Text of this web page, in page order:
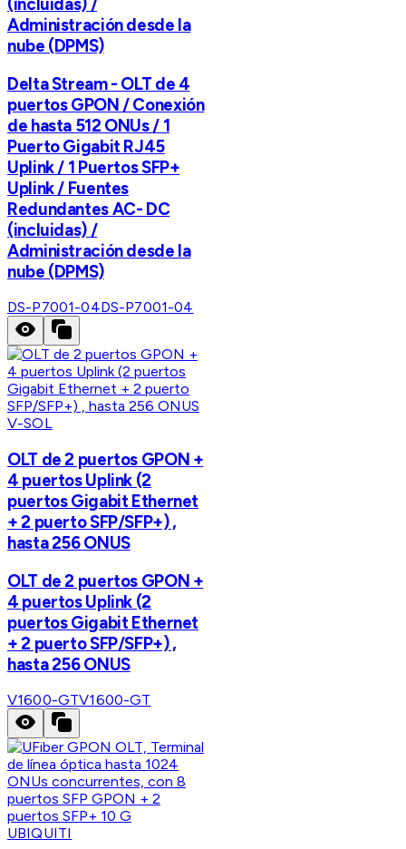
Administración desde la
nube (DPMS)
Delta Stream - OLT de 4
puertos GPON / Conexión
de hasta 512 ONUs / 1
Puerto Gigabit RJ45
Uplink / 1 Puertos SFP+
Uplink / Fuentes
Redundantes AC- DC
(incluidas) /
Administración desde la
nube (DPMS)
DS-P7001-04DS-P7001-04
V-SOL
OLT de 2 puertos GPON +
4 puertos Uplink (2
puertos Gigabit Ethernet
+ 2 puerto SFP/SFP+) ,
hasta 256 ONUS
OLT de 2 puertos GPON +
4 puertos Uplink (2
puertos Gigabit Ethernet
+ 2 puerto SFP/SFP+) ,
hasta 256 ONUS
V1600-GTV1600-GT
UBIQUITI